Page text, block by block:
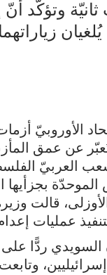
وتؤكّد
الأوروبيّ
عن عمق
العربيّ
الموحدّة
قالت
عمليات
ردًّا على